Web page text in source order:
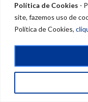
Política de Cookies -
site, fazemos uso de
Política de Cookies,